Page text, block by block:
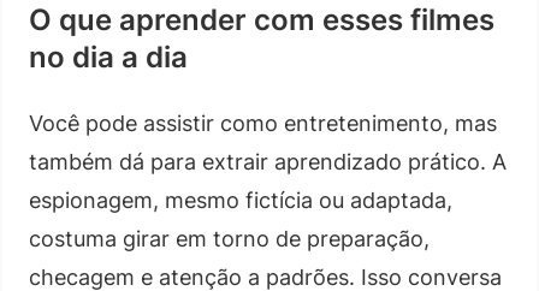
O que aprender com esses filmes
no dia a dia
Você pode assistir como entretenimento, mas
também dá para extrair aprendizado prático. A
espionagem, mesmo fictícia ou adaptada,
costuma girar em torno de preparação,
checagem e atenção a padrões. Isso conversa